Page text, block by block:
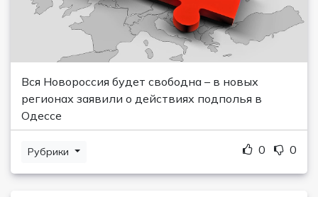
Вся Новороссия будет свободна – в новых
регионах заявили о действиях подполья в
Одессе
Рубрики 0 0